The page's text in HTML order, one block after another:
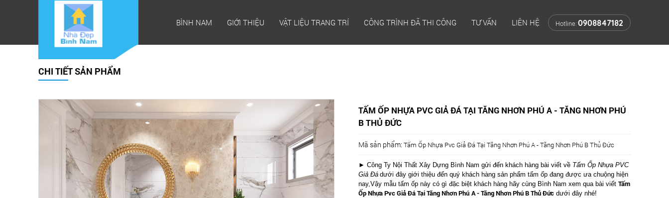
BÌNH NAM GIỚI THIỆU VẬT LIỆU TRANG TRÍ CÔNG TRÌNH ĐÃ THI CÔNG TƯ VẤN LIÊN HỆ Hotline: 0908847182
CHI TIẾT SẢN PHẨM
TẤM ỐP NHỰA PVC GIẢ ĐÁ TẠI TĂNG NHƠN PHÚ A - TĂNG NHƠN PHÚ
B THỦ ĐỨC
Mã sản phẩm: Tấm Ốp Nhựa Pvc Giả Đá Tại Tăng Nhơn Phú A - Tăng Nhơn Phú B Thủ Đức
► Công Ty Nội Thất Xây Dựng Bình Nam gửi đến khách hàng bài viết về Tấm Ốp Nhựa PVC
Giả Đá dưới đây giới thiệu đến quý khách hàng sản phẩm tấm ốp đang được ưa chuộng hiện
nay,Vậy mẫu tấm ốp này có gì đặc biệt khách hàng hãy cùng Bình Nam xem qua bài viết Tấm
Ốp Nhựa Pvc Giả Đá Tại Tăng Nhơn Phú A - Tăng Nhơn Phú B Thủ Đứcdưới đây nhé!